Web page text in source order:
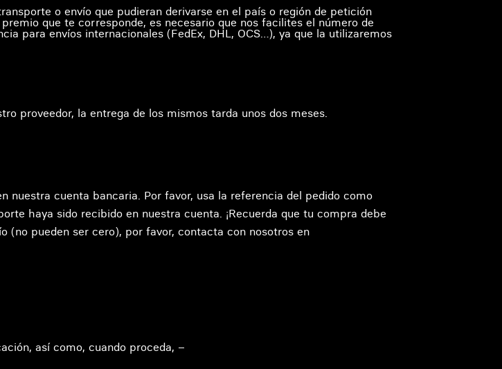
o envío que pudieran derivarse en el país o región de petición
que te corresponde, es necesario que nos facilites el número de
para envíos internacionales (FedEx, DHL, OCS…), ya que la utilizaremos
proveedor, la entrega de los mismos tarda unos dos meses.
nuestra cuenta bancaria. Por favor, usa la referencia del pedido como
haya sido recibido en nuestra cuenta. ¡Recuerda que tu compra debe
(no pueden ser cero), por favor, contacta con nosotros en
así como, cuando proceda, –